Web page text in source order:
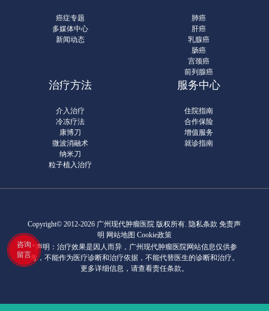
癌症专题
多媒体中心
新闻动态
肺癌
肝癌
乳腺癌
肠癌
宫颈癌
前列腺癌
治疗方法
介入治疗
冷冻疗法
康博刀
微波消融术
纳米刀
粒子植入治疗
服务中心
住院指南
合作保险
增值服务
就诊指南
Copyright© 2012-2026 广州现代肿瘤医院 版权所有. 隐私条款 免责声
明 网站地图 Cookie政策
*声明：治疗效果是因人而异，广州现代肿瘤医院网站信息仅供参
考，不能作为医疗诊断和治疗依据，不能代替医生的诊断和治疗。
更多详细信息，请查看责任条款。
咨询
留言